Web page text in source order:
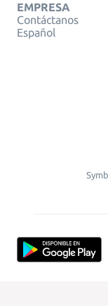
EMPRESA
Contáctanos
Español